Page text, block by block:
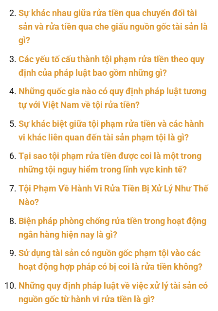
Sự khác nhau giữa rửa tiền qua chuyển đổi tài
sản và rửa tiền qua che giấu nguồn gốc tài sản là
gì?
Các yếu tố cấu thành tội phạm rửa tiền theo quy
định của pháp luật bao gồm những gì?
Những quốc gia nào có quy định pháp luật tương
tự với Việt Nam về tội rửa tiền?
Sự khác biệt giữa tội phạm rửa tiền và các hành
vi khác liên quan đến tài sản phạm tội là gì?
Tại sao tội phạm rửa tiền được coi là một trong
những tội nguy hiểm trong lĩnh vực kinh tế?
Tội Phạm Về Hành Vi Rửa Tiền Bị Xử Lý Như Thế
Nào?
Biện pháp phòng chống rửa tiền trong hoạt động
ngân hàng hiện nay là gì?
Sử dụng tài sản có nguồn gốc phạm tội vào các
hoạt động hợp pháp có bị coi là rửa tiền không?
Những quy định pháp luật về việc xử lý tài sản có
nguồn gốc từ hành vi rửa tiền là gì?